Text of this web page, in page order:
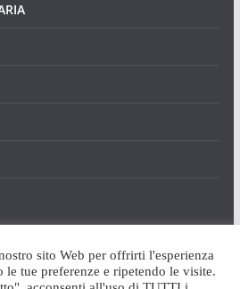
sito Web per offrirti l'esperienza
tue preferenze e ripetendo le visite.